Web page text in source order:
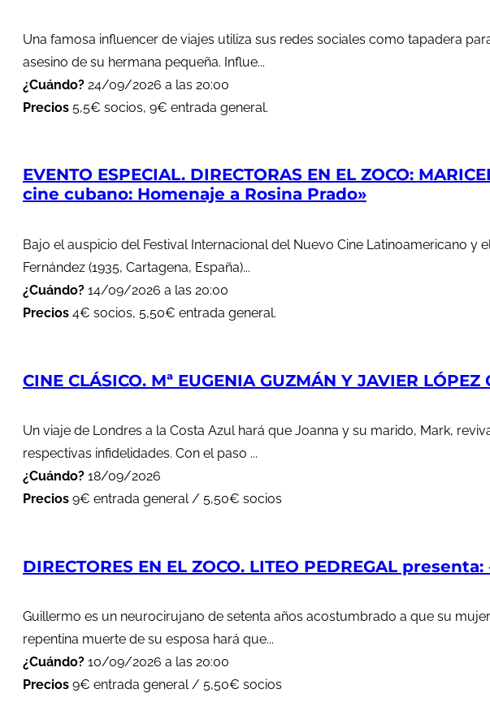
Una famosa influencer de viajes utiliza sus redes sociales como tapadera
asesino de su hermana pequeña. Influe...
¿Cuándo? 24/09/2026 a las 20:00
Precios 5,5€ socios, 9€ entrada general.
EVENTO ESPECIAL. DIRECTORAS EN EL ZOCO:
cine cubano: Homenaje a Rosina Prado»
Bajo el auspicio del Festival Internacional del Nuevo Cine Latinoamericano
Fernández (1935, Cartagena, España)...
¿Cuándo? 14/09/2026 a las 20:00
Precios 4€ socios, 5,50€ entrada general.
CINE CLÁSICO. Mª EUGENIA GUZMÁN Y JAVIER
Un viaje de Londres a la Costa Azul hará que Joanna y su marido, Mark,
respectivas infidelidades. Con el paso ...
¿Cuándo? 18/09/2026
Precios 9€ entrada general / 5,50€ socios
DIRECTORES EN EL ZOCO. LITEO PEDREGAL
Guillermo es un neurocirujano de setenta años acostumbrado a que su
repentina muerte de su esposa hará que...
¿Cuándo? 10/09/2026 a las 20:00
Precios 9€ entrada general / 5,50€ socios